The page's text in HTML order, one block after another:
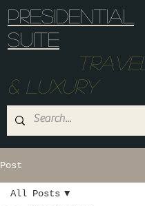
Presidential
suite
Travel
& Luxury
Post
All Posts